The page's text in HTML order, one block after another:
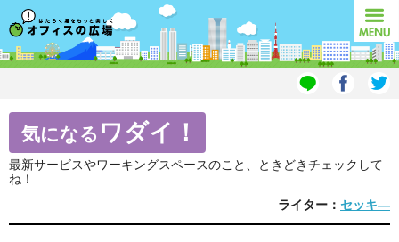
オフィスの広場 MENU
気になる ワダイ！
最新サービスやワーキングスペースのこと、ときどきチェックして
ね！
ライター： セッキ―